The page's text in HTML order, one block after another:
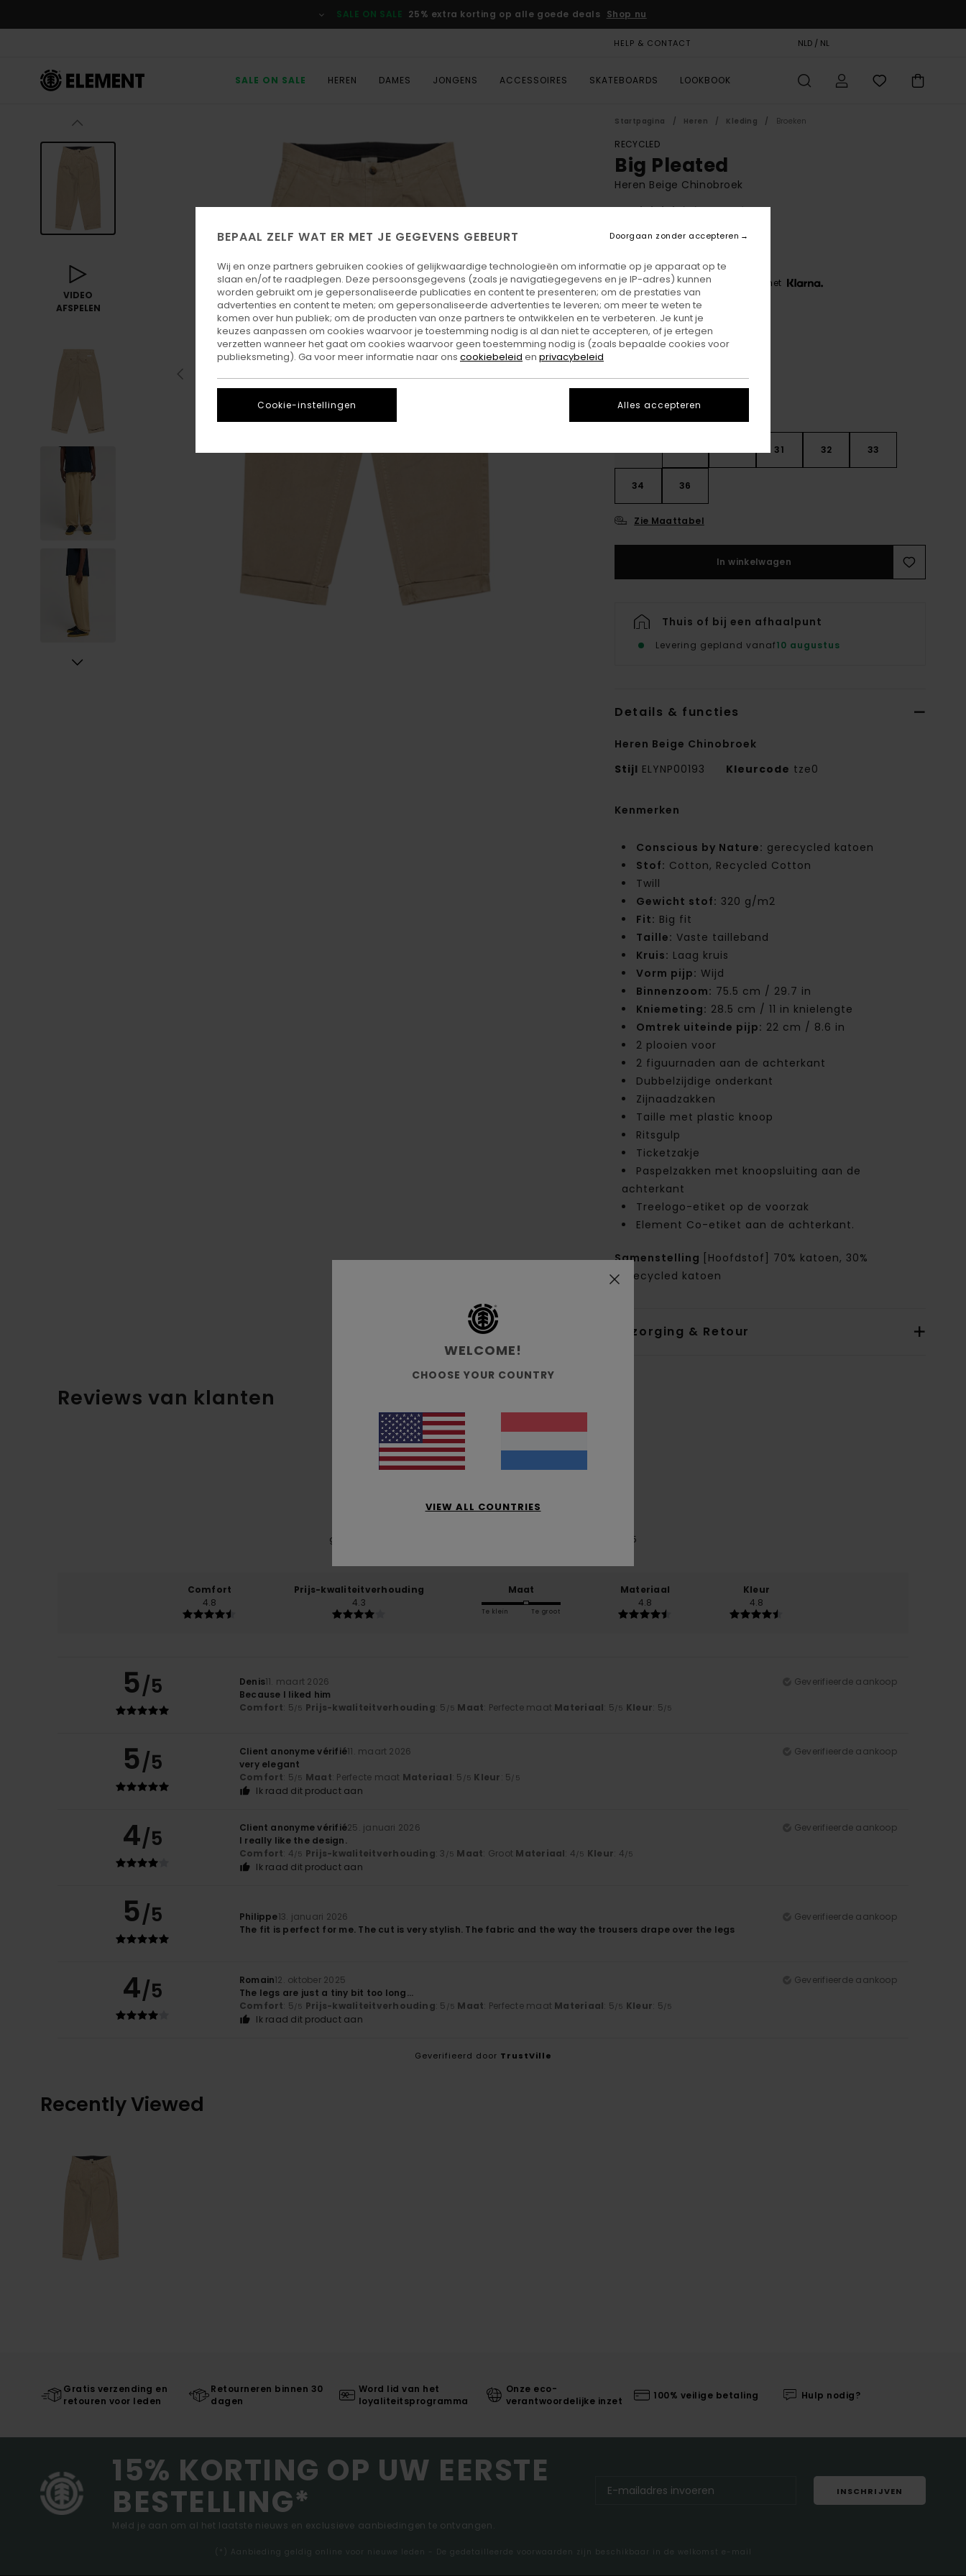
Productinformatie
SALE ON SALE 25% extra korting op alle goede deals Shop nu
HELP & CONTACT NLD / NL
SALE ON SALE HEREN DAMES JONGENS ACCESSOIRES SKATEBOARDS LOOKBOOK
VIDEO
AFSPELEN
Startpagina Heren Kleding Broeken
RECYCLED
Big Pleated
Heren Beige Chinobroek
4.6
Betaal 3 x € 30,00, zonder rente met
KleurHumus
31 32 33
34 36
Zie Maattabel
In winkelwagen
Thuis of bij een afhaalpunt
Levering gepland vanaf10 augustus
Details & functies
Heren Beige Chinobroek
Stijl ELYNP00193 Kleurcode tze0
Kenmerken
Conscious by Nature: gerecycled katoen
Stof: Cotton, Recycled Cotton
Twill
Gewicht stof: 320 g/m2
Fit: Big fit
Taille: Vaste tailleband
Kruis: Laag kruis
Vorm pijp: Wijd
Binnenzoom: 75.5 cm / 29.7 in
Kniemeting: 28.5 cm / 11 in knielengte
Omtrek uiteinde pijp: 22 cm / 8.6 in
2 plooien voor
2 figuurnaden aan de achterkant
Dubbelzijdige onderkant
Zijnaadzakken
Taille met plastic knoop
Ritsgulp
Ticketzakje
Paspelzakken met knoopsluiting aan de
achterkant
Treelogo-etiket op de voorzak
Element Co-etiket aan de achterkant.
Samenstelling
[Hoofdstof] 70% katoen, 30%
gerecycled katoen
Bezorging & Retour
Reviews van klanten
Gemiddelde score
4.6
gebaseerd op
sinds oktober 2025
Comfort
4.8
Prijs-kwaliteitverhouding
4.3
Maat
Te klein Te groot
Materiaal
4.8
Kleur
4.8
5/5 Denis11. maart 2026
Geverifieerde aankoop
Because I liked him
Comfort: 5/5 Prijs-kwaliteitverhouding: 5 /5 Maat: Perfecte maat Materiaal: 5/5 Kleur: 5/5
5/5 Client anonyme vérifié11. maart 2026
Geverifieerde aankoop
very elegant
Comfort: 5/5 Maat: Perfecte maat Materiaal: 5 /5 Kleur: 5/5
Ik raad dit product aan
4/5 Client anonyme vérifié25. januari 2026
Geverifieerde aankoop
I really like the design.
Comfort: 4/5 Prijs-kwaliteitverhouding: 3 /5 Maat: Groot Materiaal: 4/5 Kleur: 4/5
Ik raad dit product aan
5/5 Philippe13. januari 2026
Geverifieerde aankoop
The fit is perfect for me. The cut is very stylish. The fabric and the way the trousers drape over the legs
4/5 Romain12. oktober 2025
Geverifieerde aankoop
The legs are just a tiny bit too long…
Comfort: 5/5 Prijs-kwaliteitverhouding: 5 /5 Maat: Perfecte maat Materiaal: 5/5 Kleur: 5/5
Ik raad dit product aan
Geverifieerd door TrustVille
Recently Viewed
Gratis verzending en
retouren voor leden
Retourneren binnen 30
dagen
Word lid van het
loyaliteitsprogramma
Onze eco-
verantwoordelijke inzet
100% veilige betaling Hulp nodig?
15% KORTING OP UW EERSTE
BESTELLING*
Meld je aan om al het laatste nieuws en exclusieve aanbiedingen te ontvangen.
INSCHRIJVEN
(*) Aanbieding geldig online voor nieuwe leden - De gedetailleerde voorwaarden zijn beschikbaar in de welkomst e-mail
WELCOME!
CHOOSE YOUR COUNTRY
VIEW ALL COUNTRIES
BEPAAL ZELF WAT ER MET JE GEGEVENS GEBEURT
Wij en onze partners gebruiken cookies of gelijkwaardige technologieën om informatie op je apparaat op te
slaan en/of te raadplegen. Deze persoonsgegevens (zoals je navigatiegegevens en je IP-adres) kunnen
worden gebruikt om je gepersonaliseerde publicaties en content te presenteren; om de prestaties van
advertenties en content te meten; om gepersonaliseerde advertenties te leveren; om meer te weten te
komen over hun publiek; om de producten van onze partners te ontwikkelen en te verbeteren. Je kunt je
keuzes aanpassen om cookies waarvoor je toestemming nodig is al dan niet te accepteren, of je ertegen
verzetten wanneer het gaat om cookies waarvoor geen toestemming nodig is (zoals bepaalde cookies voor
publieksmeting). Ga voor meer informatie naar ons cookiebeleid en privacybeleid
Cookie-instellingen
Doorgaan zonder accepteren
Alles accepteren